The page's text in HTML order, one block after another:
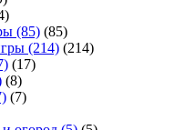
(85) (85)
(214) (214)
(17)
(8)
(7)